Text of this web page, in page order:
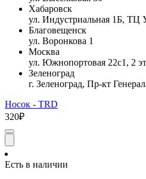
Хабаровск
ул. Индустриальная 1Б, ТЦ
Благовещенск
ул. Воронкова 1
Москва
ул. Южнопортовая 22с1, 2
Зеленоград
г. Зеленоград, Пр-кт
Носок - TRD
320₽
Есть в наличии